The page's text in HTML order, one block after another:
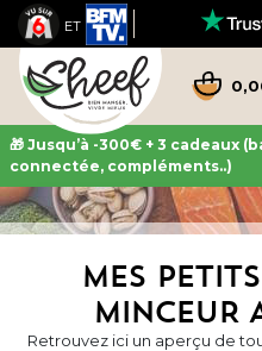
ET
🎁 Jusqu’à -300€ + 3 cadeaux
connectée, compléments..)
MES
MINCEUR
Retrouvez ici un aperçu de